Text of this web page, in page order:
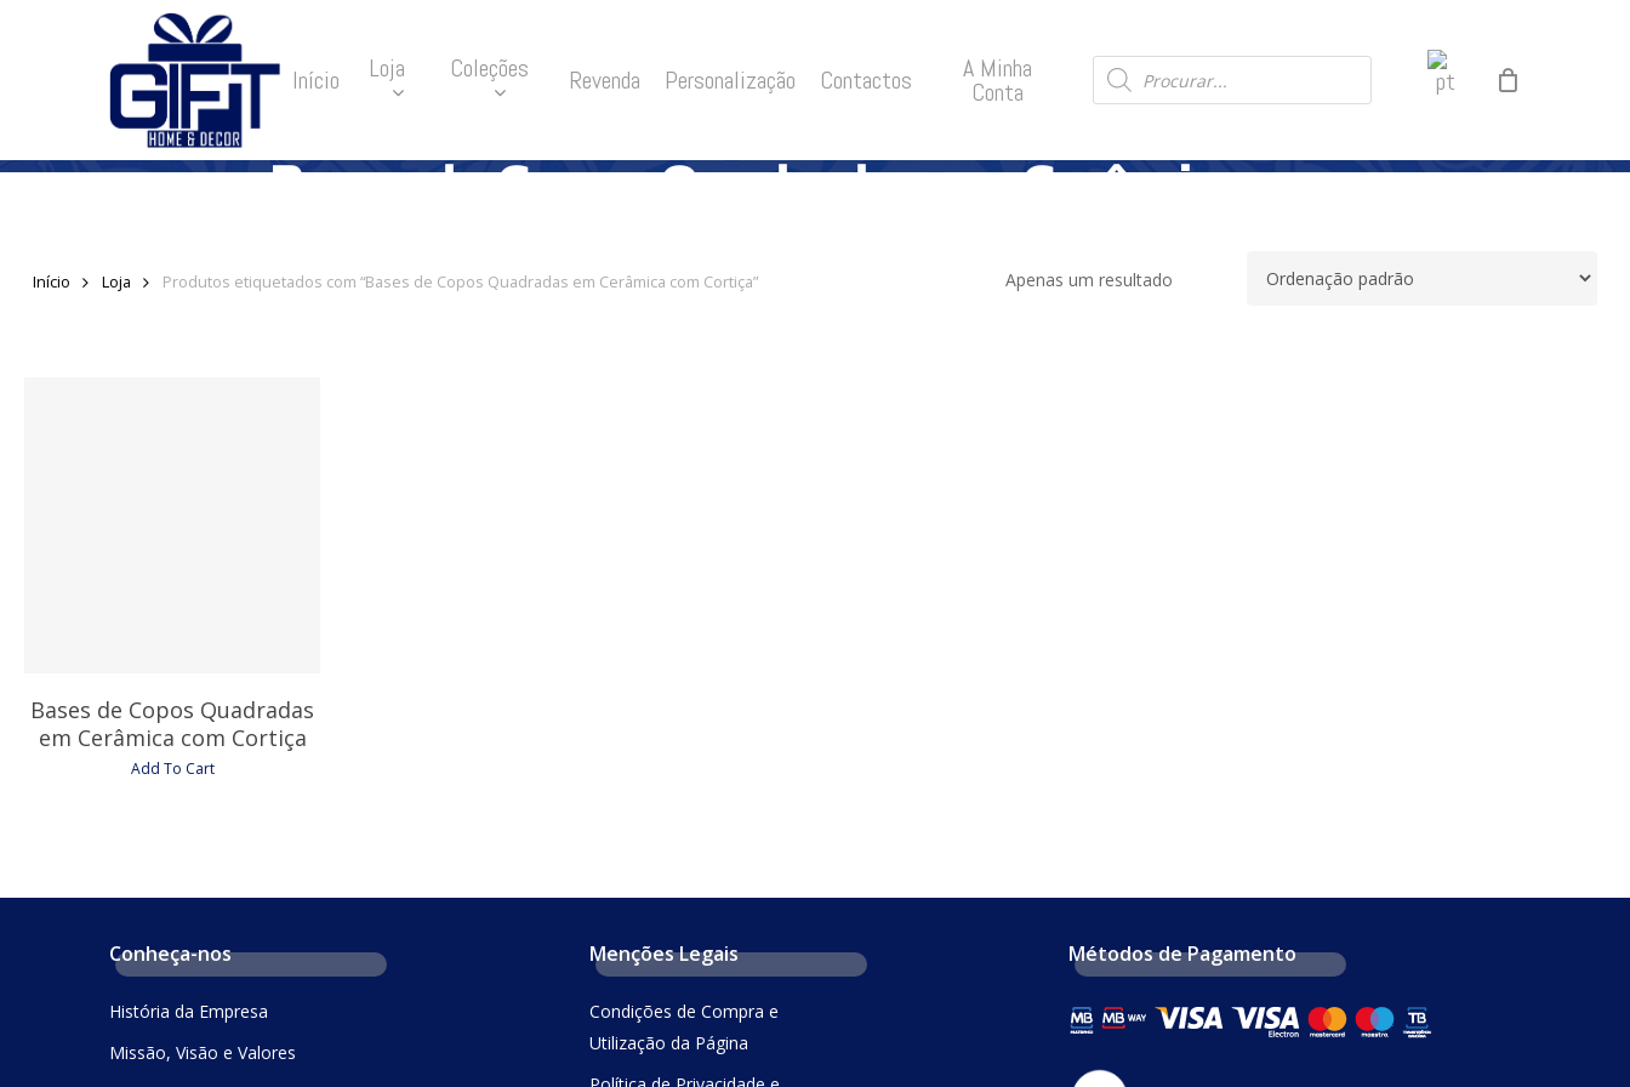
Início Loja Coleções Revenda Personalização Contactos A Minha
Conta
Products
search
Bases de Copos Quadradas em Cerâmica com
Apenas um resultado
Início Loja Produtos etiquetados com “Bases de Copos Quadradas em Cerâmica com Cortiça”
Bases de Copos Quadradas
em Cerâmica com Cortiça
Add To Cart
Conheça-nos
História da Empresa
Missão, Visão e Valores
Menções Legais
Condições de Compra e
Utilização da Página
Métodos de Pagamento